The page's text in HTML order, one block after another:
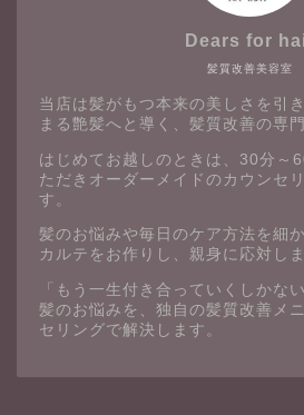
髪質改善美容室
Dears for
当店は髪がもつ本来の美しさを引
まる艶髪へと導く、髪質改善の専
はじめてお越しのときは、30分～
ただきオーダーメイドのカウンセ
す。
髪のお悩みや毎日のケア方法を細
カルテをお作りし、親身に応対しま
「もう一生付き合っていくしかな
髪のお悩みを、独自の髪質改善メ
セリングで解決します。